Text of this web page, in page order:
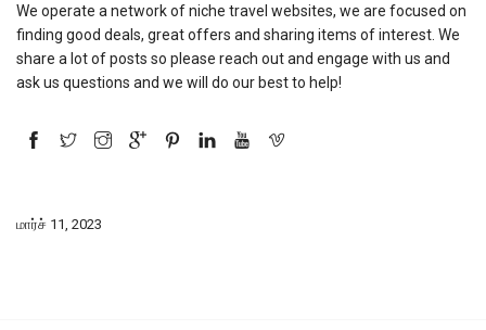
We operate a network of niche travel websites, we are focused on
finding good deals, great offers and sharing items of interest. We
share a lot of posts so please reach out and engage with us and
ask us questions and we will do our best to help!
மார்ச் 11, 2023